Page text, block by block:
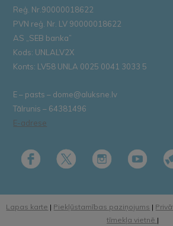
Reģ. Nr.90000018622
PVN reģ. Nr. LV 90000018622
AS „SEB banka”
Kods: UNLALV2X
Konts: LV58 UNLA 0025 0041 3033 5
E – pasts – dome@aluksne.lv
Tālrunis – 64381496
E-adrese
Lapas karte | Piekļūstamības paziņojums |
tīmekļa vietnē |